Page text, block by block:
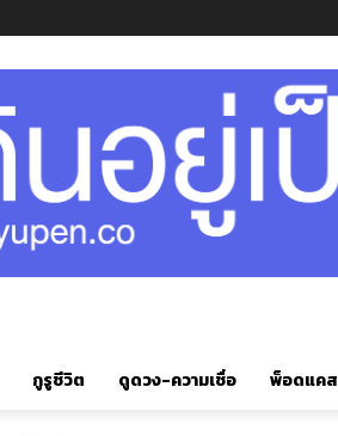
กูรูชีวิต ดูดวง-ความเชื่อ พ็อดแคส